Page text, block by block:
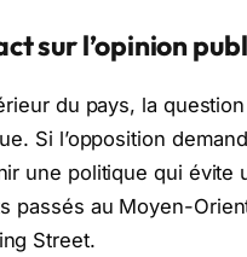
sur l’opinion
du pays, la question
Si l’opposition
une politique qui évite
passés au Moyen-
Street.